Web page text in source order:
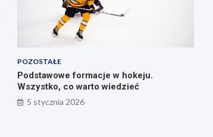
POZOSTAŁE
Podstawowe formacje w hokeju.
Wszystko, co warto wiedzieć
5 stycznia 2026